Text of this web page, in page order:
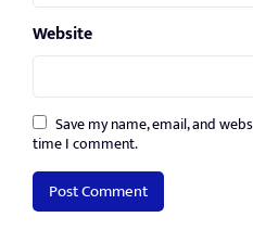
Website
Save my name, email, and
time I comment.